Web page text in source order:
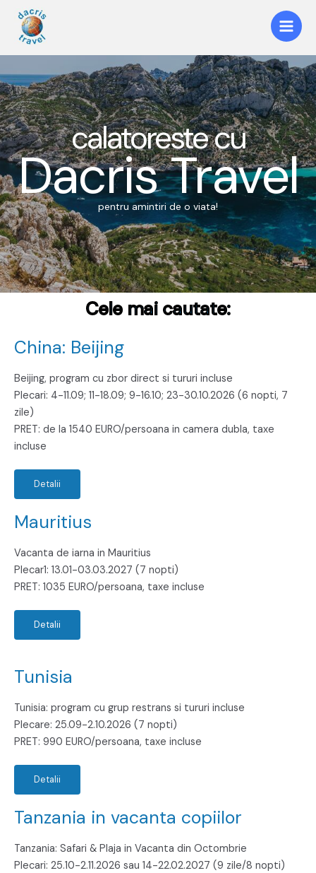
calatoreste cu
Dacris Travel
pentru amintiri de o viata!
Cele mai cautate:
China: Beijing
Beijing, program cu zbor direct si tururi incluse
Plecari: 4-11.09; 11-18.09; 9-16.10; 23-30.10.2026 (6 nopti, 7
zile)
PRET: de la 1540 EURO/persoana in camera dubla, taxe
incluse
Detalii
Mauritius
Vacanta de iarna in Mauritius
Plecar1: 13.01-03.03.2027 (7 nopti)
PRET: 1035 EURO/persoana, taxe incluse
Detalii
Tunisia
Tunisia: program cu grup restrans si tururi incluse
Plecare: 25.09-2.10.2026 (7 nopti)
PRET: 990 EURO/persoana, taxe incluse
Detalii
Tanzania in vacanta copiilor
Tanzania: Safari & Plaja in Vacanta din Octombrie
Plecari: 25.10-2.11.2026 sau 14-22.02.2027 (9 zile/8 nopti)